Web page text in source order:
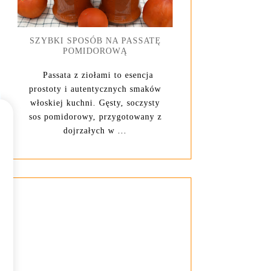
SZYBKI SPOSÓB NA PASSATĘ
POMIDOROWĄ
Passata z ziołami to esencja
prostoty i autentycznych smaków
włoskiej kuchni. Gęsty, soczysty
sos pomidorowy, przygotowany z
dojrzałych w ...